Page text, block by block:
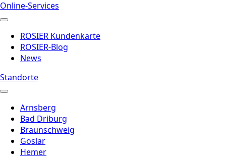
Online-Services
ROSIER Kundenkarte
ROSIER-Blog
News
Standorte
Arnsberg
Bad Driburg
Braunschweig
Goslar
Hemer